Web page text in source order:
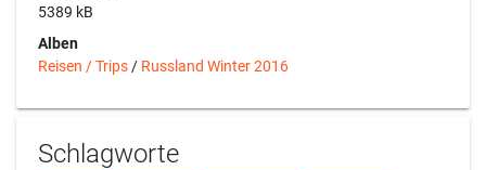
5389 kB
Alben
Reisen / Trips / Russland Winter 2016
Schlagworte